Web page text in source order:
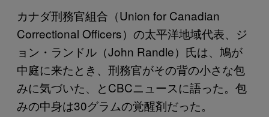
カナダ刑務官組合（Union for Canadian
Correctional Officers）の太平洋地域代表、ジ
ョン・ランドル（John Randle）氏は、鳩が
中庭に来たとき、刑務官がその背の小さな包
みに気づいた、とCBCニュースに語った。包
みの中身は30グラムの覚醒剤だった。